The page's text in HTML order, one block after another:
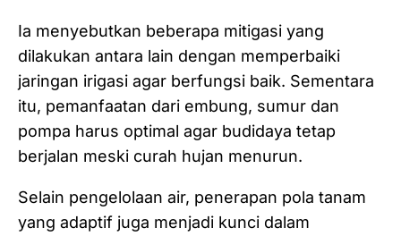
Ia menyebutkan beberapa mitigasi yang
dilakukan antara lain dengan memperbaiki
jaringan irigasi agar berfungsi baik. Sementara
itu, pemanfaatan dari embung, sumur dan
pompa harus optimal agar budidaya tetap
berjalan meski curah hujan menurun.
Selain pengelolaan air, penerapan pola tanam
yang adaptif juga menjadi kunci dalam